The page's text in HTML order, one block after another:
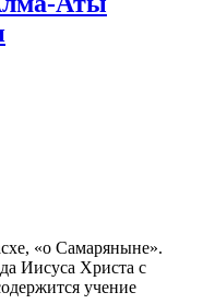
«о Самаряныне».
Иисуса Христа с
учение